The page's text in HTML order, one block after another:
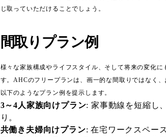
じ取っていただけることでしょう。
間取りプラン例
様々な家族構成やライフスタイル、そして将来の変化
す。AHCのフリープランは、画一的な間取りではなく
以下のようなプラン例を提示します。
3～4人家族向けプラン: 家事動線を短縮し
り。
共働き夫婦向けプラン: 在宅ワークスペー